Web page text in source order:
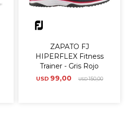
ZAPATO FJ
HIPERFLEX Fitness
Trainer - Gris Rojo
USD 99,00 USD150,00